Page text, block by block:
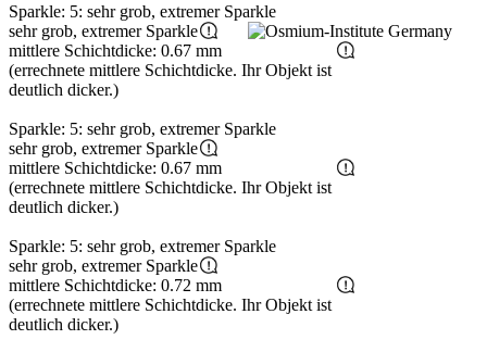
Sparkle: 5: sehr grob, extremer Sparkle
sehr grob, extremer Sparkle
mittlere Schichtdicke: 0.67 mm
(errechnete mittlere Schichtdicke. Ihr Objekt ist
deutlich dicker.)
Sparkle: 5: sehr grob, extremer Sparkle
sehr grob, extremer Sparkle
mittlere Schichtdicke: 0.67 mm
(errechnete mittlere Schichtdicke. Ihr Objekt ist
deutlich dicker.)
Sparkle: 5: sehr grob, extremer Sparkle
sehr grob, extremer Sparkle
mittlere Schichtdicke: 0.72 mm
(errechnete mittlere Schichtdicke. Ihr Objekt ist
deutlich dicker.)